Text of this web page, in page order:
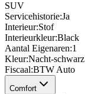
SUV
Servicehistorie:Ja
Interieur:Stof
Interieurkleur:Black
Aantal Eigenaren:1
Kleur:Nacht-schwarz
Fiscaal:BTW Auto
Comfort